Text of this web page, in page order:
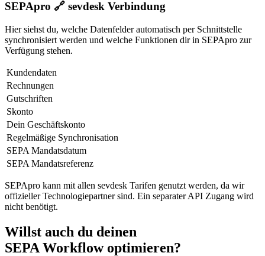
SEPApro 🔗 sevdesk Verbindung
Hier siehst du, welche Datenfelder automatisch per Schnittstelle
synchronisiert werden und welche Funktionen dir in SEPApro zur
Verfügung stehen.
Kundendaten
Rechnungen
Gutschriften
Skonto
Dein Geschäftskonto
Regelmäßige Synchronisation
SEPA Mandatsdatum
SEPA Mandatsreferenz
SEPApro kann mit allen sevdesk Tarifen genutzt werden, da wir
offizieller Technologiepartner sind. Ein separater API Zugang wird
nicht benötigt.
Willst auch du deinen
SEPA Workflowoptimieren?